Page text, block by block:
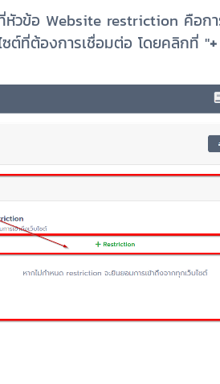
วข้อ Website restriction คือก
ซต์ที่ต้องการเชื่อมต่อ โดยคลิกที่ "+